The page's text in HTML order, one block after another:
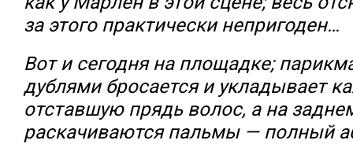
за этого практически непригоден…
Вот и сегодня на площадке;
дублями бросается и укладывает
отставшую прядь волос, а на
раскачиваются пальмы — полный